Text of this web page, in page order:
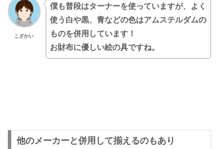
こざかい
僕も普段はターナーを使っていますが、よく
使う白や黒、青などの色はアムステルダムの
ものを併用しています！
お財布に優しい絵の具ですね。
他のメーカーと併用して揃えるのもあり